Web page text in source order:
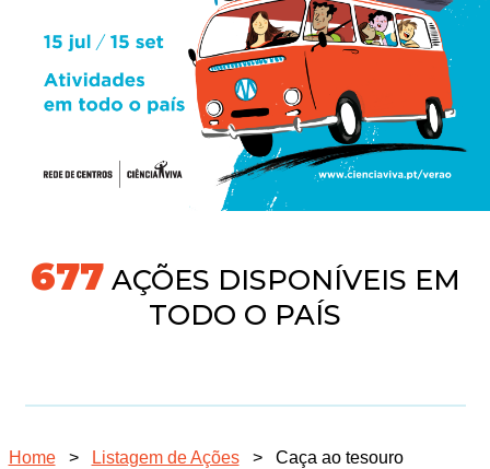
718AÇÕES DISPONÍVEIS EM
TODO O PAÍS
Home > Listagem de Ações >
Caça ao tesouro